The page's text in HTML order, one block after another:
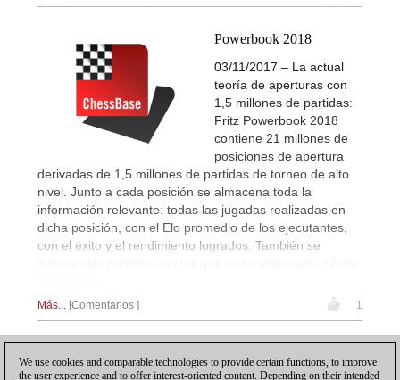
Powerbook 2018
03/11/2017 – La actual
teoría de aperturas con
1,5 millones de partidas:
Fritz Powerbook 2018
contiene 21 millones de
posiciones de apertura
derivadas de 1,5 millones de partidas de torneo de alto
nivel. Junto a cada posición se almacena toda la
información relevante: todas las jugadas realizadas en
dicha posición, con el Elo promedio de los ejecutantes,
con el éxito y el rendimiento logrados. También se
Más... Comentarios 1
We use cookies and comparable technologies to provide certain functions, to improve
the user experience and to offer interest-oriented content. Depending on their intended